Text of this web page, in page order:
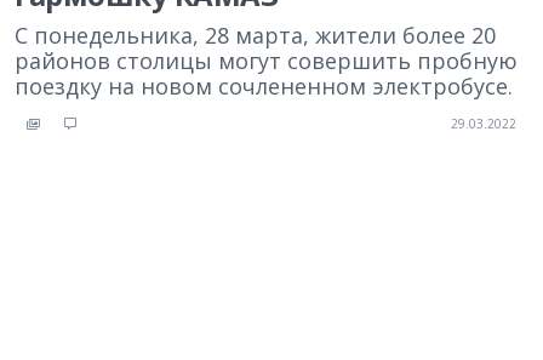
С понедельника, 28 марта, жители более 20
районов столицы могут совершить пробную
поездку на новом сочлененном электробусе.
29.03.2022